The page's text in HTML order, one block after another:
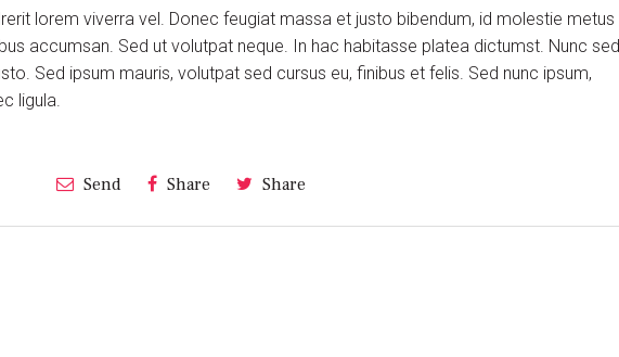
lorem viverra vel. Donec feugiat massa et justo bibendum, id molestie metus
accumsan. Sed ut volutpat neque. In hac habitasse platea dictumst. Nunc sed
Sed ipsum mauris, volutpat sed cursus eu, finibus et felis. Sed nunc ipsum,
ligula.
Send Share Share